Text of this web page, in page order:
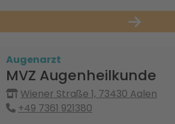
Augenarzt
MVZ Augenheilkunde
Wiener Straße 1, 73430 Aalen
+49 7361 921380